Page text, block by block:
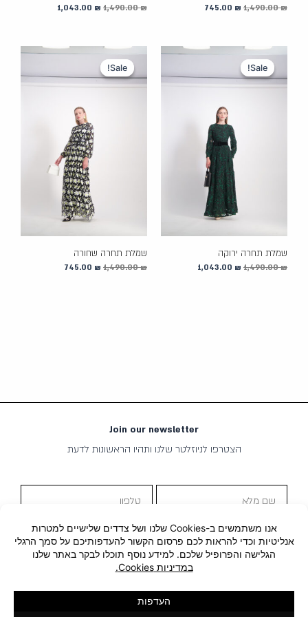
1,490.00₪
745.00 ₪
1,490.00₪
1,043.00 ₪
Sale!
Sale!
שמלת תחרה ירוקה
1,490.00₪
המקורי
היה:
1,043.00 ₪
המחיר
הוא:
Sale!
Sale!
שמלת תחרה שחורה
1,490.00₪
המקורי
היה:
745.00 ₪
המחיר
הוא:
Join our newsletter
הצטרפו לניוזלטר שלנו ותהיו הראשונות לדעת
מלא
אימייל
מדיניות הפרטיות
שליחה